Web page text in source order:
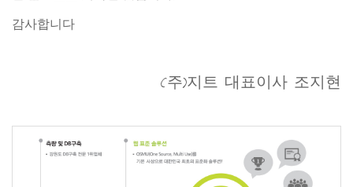
감사합니다
(주)지트 대표이사 조지현